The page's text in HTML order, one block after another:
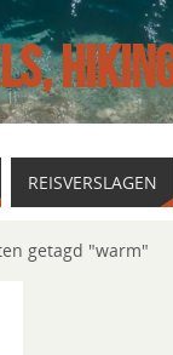
REISVERSLAGEN
getagd "warm"